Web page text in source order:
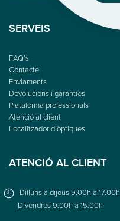
SERVEIS
FAQ’s
Contacte
Enviaments
Devolucions i garanties
Plataforma professionals
Atenció al client
Localitzador d’òptiques
ATENCIÓ AL CLIENT
Dilluns a dijous 9.00h a 17.00h
Divendres 9.00h a 15.00h